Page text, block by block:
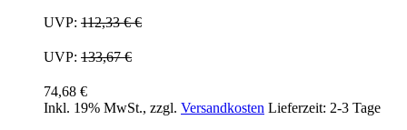
UVP: 112,33 €€
UVP: 133,67 €
74,68 €
Inkl. 19% MwSt., zzgl. Versandkosten Lieferzeit: 2-3 Tage